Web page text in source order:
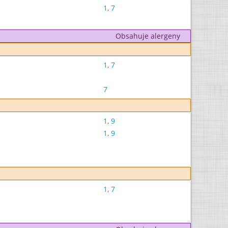
1, 7
Obsahuje alergeny
1, 7
7
1, 9
1, 9
1, 7